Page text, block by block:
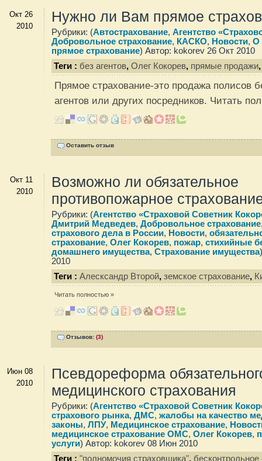
Окт 26
2010
Нужно ли Вам прямое
Рубрики: (Автострахование, Агентство
Добровольное страхование, КАСКО, Новости, О
прямое страхование) Автор: kokorev 26 Окт 2010
Теги : без агентов, Олег Кокорев, прямые продажи
Прямое страхование-это продажа полисов
агентов или других посредников. Читать
Оставить отзыв
Окт 11
2010
Возможно ли обязательное
противопожарное
Рубрики: (Агентство «Страховой Советник
Дмитрий Медведев, Добровольное страхование
страхового дела в России, Новости,
страхование, Олег Кокорев, пожар, стихийные
домашнего имущества, Страхование имущества
2010
Теги : Алесксандр Второй, земское страхование,
Читать полностью »
Отзывов: (3)
Июн 08
2010
Псевдореформа
медицинского страхования
Рубрики: (Агентство «Страховой Советник
страхового рынка, ДМС, жалобы на качество
законы, ЛПУ, Медицинское страхование,
медицинское страхование ОМС, Олег Кокорев,
услуги) Автор: kokorev 08 Июн 2010
Теги : "полномочия страховщика",